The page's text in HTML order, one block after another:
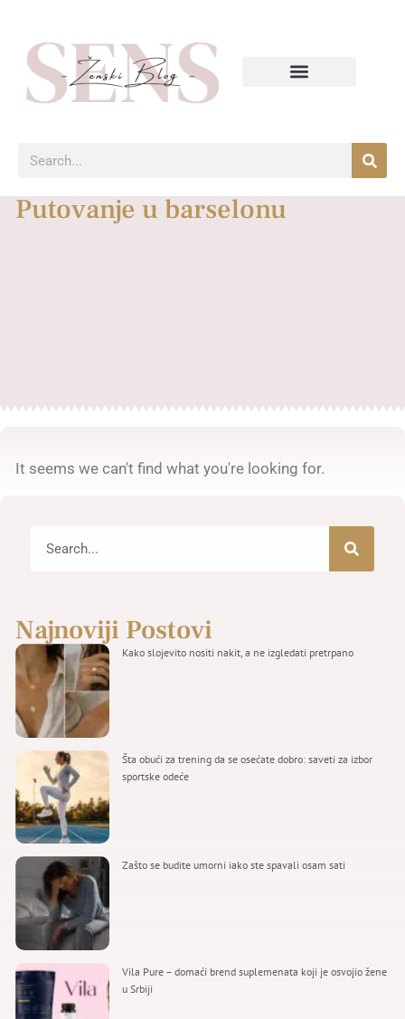
Putovanje u barselonu
It seems we can't find what you're looking for.
Najnoviji Postovi
Kako slojevito nositi nakit, a ne izgledati pretrpano
Šta obući za trening da se osećate dobro: saveti za izbor
sportske odeće
Zašto se budite umorni iako ste spavali osam sati
Vila Pure – domaći brend suplemenata koji je osvojio žene
u Srbiji